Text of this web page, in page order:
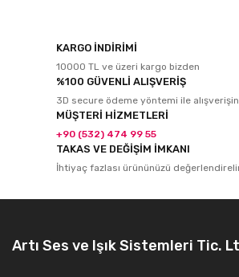
KARGO İNDİRİMİ
10000 TL ve üzeri kargo bizden
%100 GÜVENLİ ALIŞVERİŞ
3D secure ödeme yöntemi ile
MÜŞTERİ HİZMETLERİ
+90 (532) 474 99 55
TAKAS VE DEĞİŞİM İMKANI
İhtiyaç fazlası ürününüzü
Artı Ses ve Işık Sistemleri Tic.